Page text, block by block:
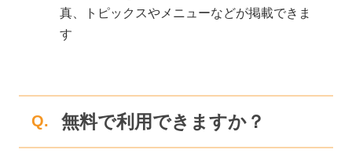
真、トピックスやメニューなどが掲載できま
す
Q. 無料で利用できますか？